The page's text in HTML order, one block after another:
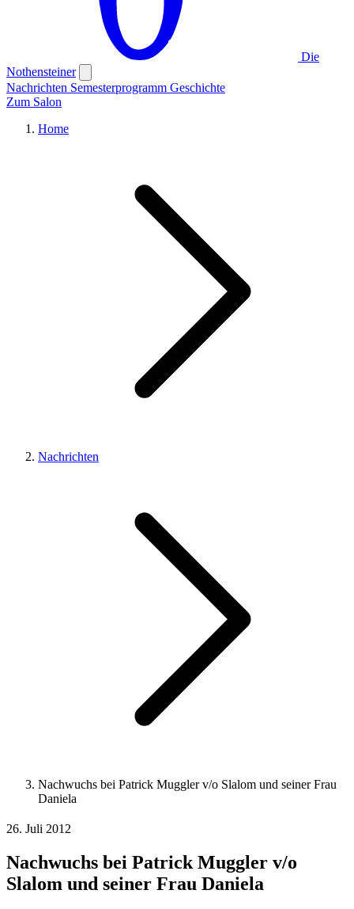
Die
Nothensteiner
Nachrichten Semesterprogramm Geschichte
Zum Salon
Home
Nachrichten
Nachwuchs bei Patrick Muggler v/o Slalom und seiner Frau
Daniela
26. Juli 2012
Nachwuchs bei Patrick Muggler v/o
Slalom und seiner Frau Daniela